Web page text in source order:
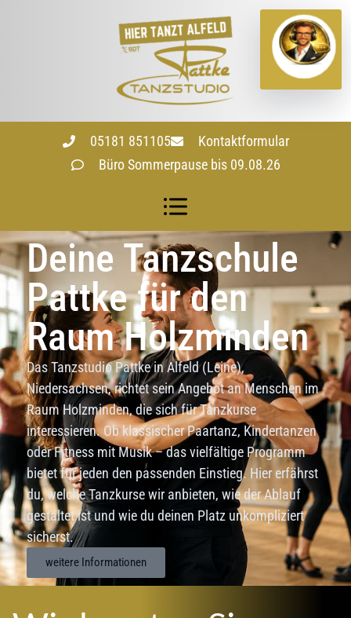
05181 851105
Kontaktformular
Büro Sommerpause bis 09.08.26
Deine Tanzschule
Pattke für den
Raum Holzminden
Das Tanzstudio Pattke in Alfeld (Leine),
Niedersachsen, richtet sein Angebot an Menschen im
Raum Holzminden, die sich für Tanzkurse
interessieren. Ob klassischer Paartanz, Kindertanzen
oder Fitness mit Musik – das vielfältige Programm
bietet für jeden den passenden Einstieg. Hier erfährst
du, welche Tanzkurse wir anbieten, wie der Ablauf
gestaltet ist und wie du deinen Platz unkompliziert
sicherst.
weitere Informationen